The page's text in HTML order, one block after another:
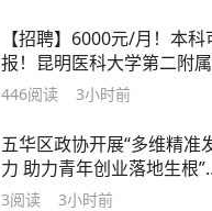
【招聘】6000元/月！本科
报！昆明医科大学第二附
院2026年科研助理招聘公告
446阅读 3小时前
五华区政协开展“多维精准
力 助力青年创业落地生根”
坝协商会议
3阅读 3小时前